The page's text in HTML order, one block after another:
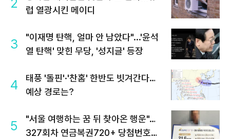
럽 열광시킨 메이디
3
"이재명 탄핵, 얼마 안 남았다"...'윤석
열 탄핵' 맞힌 무당, '성지글' 등장
4
태풍 '돌핀'·'찬홈' 한반도 빗겨간다…
예상 경로는?
5
"서울 여행하는 꿈 뒤 찾아온 행운"…
327회차 연금복권720+ 당첨번호조